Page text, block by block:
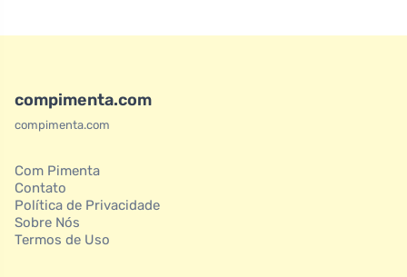
compimenta.com
compimenta.com
Com Pimenta
Contato
Política de Privacidade
Sobre Nós
Termos de Uso